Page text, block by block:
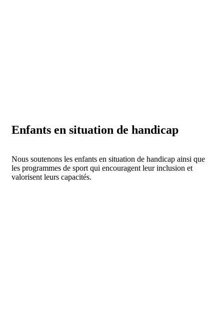
Enfants en situation de handicap
Nous soutenons les enfants en situation de handicap ainsi que
les programmes de sport qui encouragent leur inclusion et
valorisent leurs capacités.